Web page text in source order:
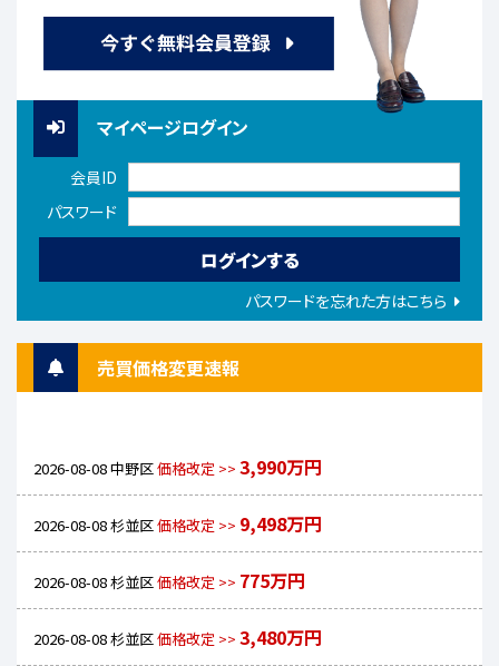
マイページログイン
会員ID
パスワード
パスワードを忘れた方はこちら
売買価格変更速報
2026-08-08中野区価格改定 >> 3,990万円
2026-08-08杉並区価格改定 >> 9,498万円
2026-08-08杉並区価格改定 >> 775万円
2026-08-08杉並区価格改定 >> 3,480万円